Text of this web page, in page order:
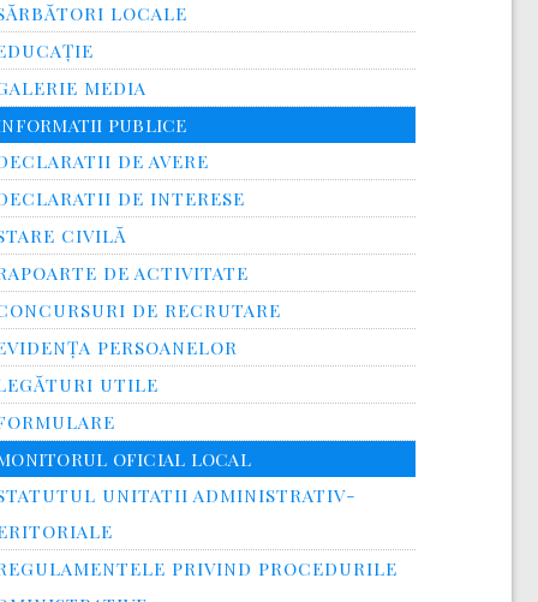
LOCALE
MEDIA
PUBLICE
DE AVERE
DE INTERESE
CIVILĂ
DE ACTIVITATE
DE RECRUTARE
PERSOANELOR
UTILE
OFICIAL LOCAL
UNITATII ADMINISTRATIV-
PRIVIND PROCEDURILE